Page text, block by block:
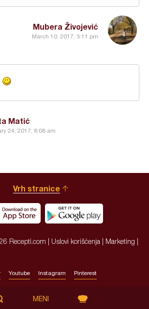
Mubera Živojević
March 10, 2017, 3:11 pm
Matić
24, 2017, 8:08 am
Vrh stranice
Recepti.com | Uslovi korišćenja Marketing
Youtube Instagram Pinterest